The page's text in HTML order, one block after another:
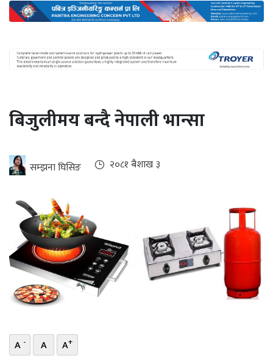
ऊर्जा
दक्षता
खबर
हाइड्रोजन
सम्पादकीय
बैंक
पर्यटन
भिडियो
खोज
बिजुलीमय बन्दै नेपाली भान्सा
सम्झना घिसिङ २०८१ ब‌ैशाख ३
A - A A+